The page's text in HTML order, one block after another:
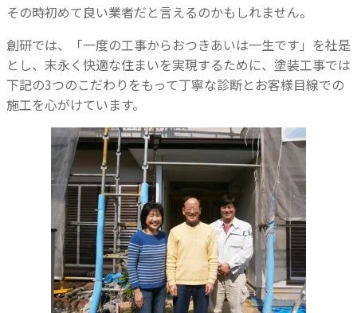
その時初めて良い業者だと言えるのかもしれません。
創研では、「一度の工事からおつきあいは一生です」を社是
とし、末永く快適な住まいを実現するために、 塗装工事では
下記の3つのこだわりをもって丁寧な診断とお客様目線での
施工を心がけています。